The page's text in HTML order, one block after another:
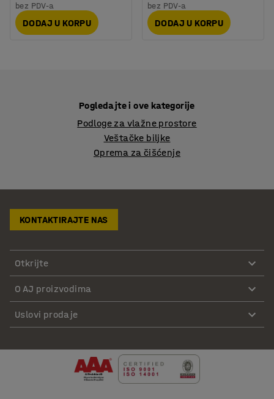
bez PDV-a
DODAJ U KORPU
bez PDV-a
DODAJ U KORPU
Pogledajte i ove kategorije
Podloge za vlažne prostore
Veštačke biljke
Oprema za čišćenje
KONTAKTIRAJTE NAS
Otkrijte
O AJ proizvodima
Uslovi prodaje